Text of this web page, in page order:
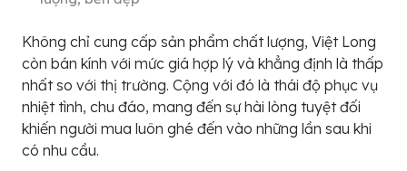
Không chỉ cung cấp sản phẩm chất lượng, Việt Long
còn bán kính với mức giá hợp lý và khẳng định là thấp
nhất so với thị trường. Cộng với đó là thái độ phục vụ
nhiệt tình, chu đáo, mang đến sự hài lòng tuyệt đối
khiến người mua luôn ghé đến vào những lần sau khi
có nhu cầu.